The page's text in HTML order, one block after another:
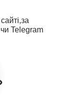
Telegram